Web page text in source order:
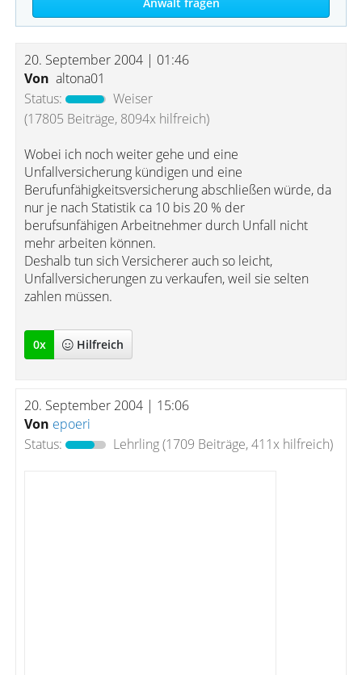
20. September 2004 | 01:46
Von altona01
Status:
Weiser
(17805 Beiträge, 8094x hilfreich)
Wobei ich noch weiter gehe und eine
Unfallversicherung kündigen und eine
Berufunfähigkeitsversicherung abschließen würde, da
nur je nach Statistik ca 10 bis 20 % der
berufsunfähigen Arbeitnehmer durch Unfall nicht
mehr arbeiten können.
Deshalb tun sich Versicherer auch so leicht,
Unfallversicherungen zu verkaufen, weil sie selten
zahlen müssen.
0x Hilfreich
20. September 2004 | 15:06
Von epoeri
Status:
Lehrling(1709 Beiträge, 411x hilfreich)